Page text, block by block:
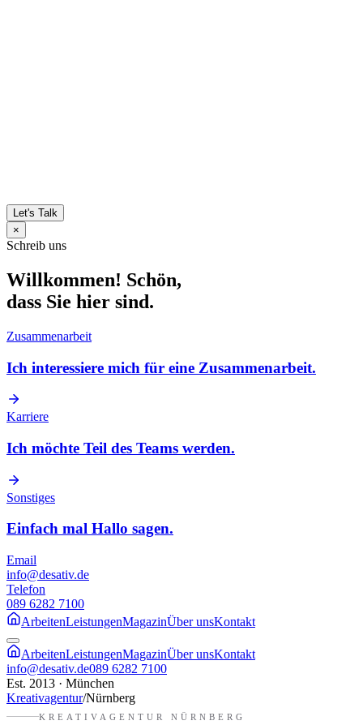
Let's Talk
×
Schreib uns
Willkommen! Schön,
dass Sie hier sind.
Zusammenarbeit
Ich interessiere mich für eine Zusammenarbeit.
Karriere
Ich möchte Teil des Teams werden.
Sonstiges
Einfach mal Hallo sagen.
Email
info@desativ.de
Telefon
089 6282 7100
ArbeitenLeistungenMagazinÜber unsKontakt
ArbeitenLeistungenMagazinÜber unsKontakt
info@desativ.de089 6282 7100
Est. 2013 · München
Kreativagentur/Nürnberg
KREATIVAGENTUR NÜRNBERG